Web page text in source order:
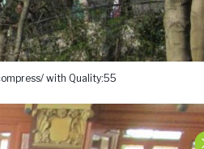
with Quality:55